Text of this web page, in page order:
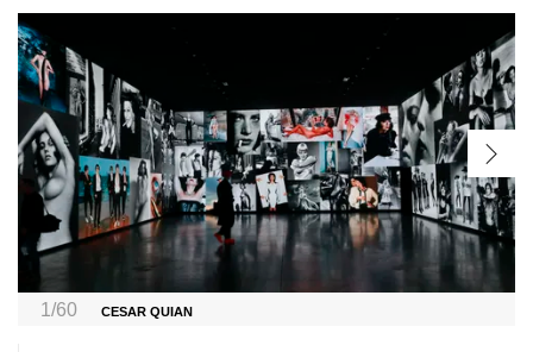
1/60 CESAR QUIAN